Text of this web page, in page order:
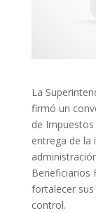
La
firmó un
de
entrega de la
Beneficiarios
fortalecer
control.